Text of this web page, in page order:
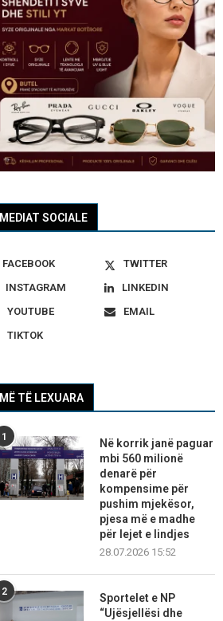
MEDIAT SOCIALE
FACEBOOK
TWITTER
INSTAGRAM
LINKEDIN
YOUTUBE
EMAIL
TIKTOK
MË TË LEXUARA
1
Në korrik janë paguar
mbi 560 milionë
denarë për
kompensime për
pushim mjekësor,
pjesa më e madhe
për lejet e lindjes
28.07.2026 15:52
2
Sportelet e NP
“Ujësjellësi dhe